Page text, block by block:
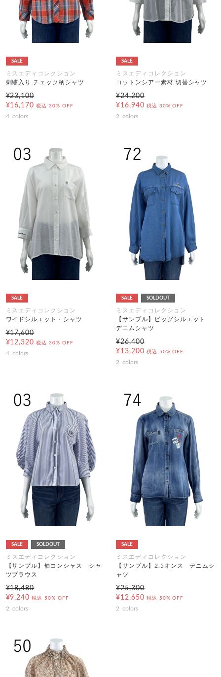
SALE
ミスエディコレクション
刺繍入り チェック柄シャツ
¥23,100
¥16,170 税込 30% OFF
4 colors
SALE
ミスエディコレクション
コットンシアー素材 切替シャツ
¥24,200
¥16,940 税込 30% OFF
2 colors
SALE
ミスエディコレクション
ワイドシルエット・シャツ
¥17,600
¥12,320 税込 30% OFF
4 colors
SALE SOLDOUT
ミスエディコレクション
【サンプル】ビッグシルエット
デニムシャツ
¥26,400
¥13,200 税込 50% OFF
2 colors
SALE SOLDOUT
ミスエディコレクション
【サンプル】袖コンシャス シャ
ツブラウス
¥18,480
¥9,240 税込 50% OFF
2 colors
SALE
ミスエディコレクション
【サンプル】2.5オンス デニムシ
ャツ
¥25,300
¥12,650 税込 50% OFF
2 colors